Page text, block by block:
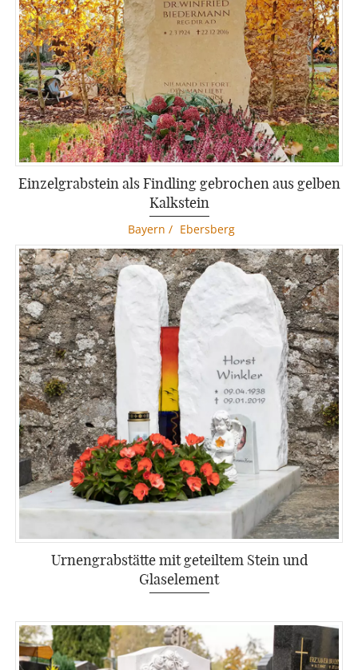
Einzelgrabstein als Findling gebrochen aus gelben
Kalkstein
Bayern / Ebersberg
Urnengrabstätte mit geteiltem Stein und
Glaselement